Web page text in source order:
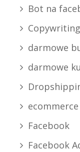
Bot na
Copywriting
darmowe
darmowe
ecommerce
Facebook
Facebook